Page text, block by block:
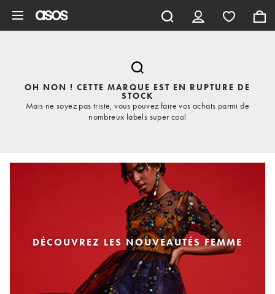
OH NON ! CETTE MARQUE EST EN RUPTURE DE
STOCK
Mais ne soyez pas triste, vous pouvez faire vos achats parmi de
nombreux labels super cool
DÉCOUVREZ LES NOUVEAUTÉS FEMME